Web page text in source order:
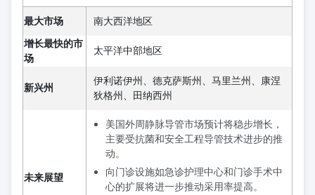
最大市场
南大西洋地区
增长最快的市
场
太平洋中部地区
新兴州
伊利诺伊州、德克萨斯州、马里兰州、康涅
狄格州、田纳西州
未来展望
美国外周静脉导管市场预计将稳步增长，
主要受抗菌和安全工程导管技术进步的推
动。
向门诊设施如急诊护理中心和门诊手术中
心的扩展将进一步推动采用率提高。